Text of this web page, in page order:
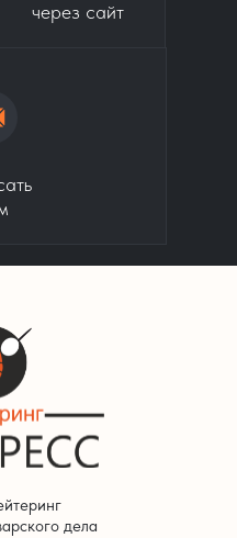
через сайт
дела